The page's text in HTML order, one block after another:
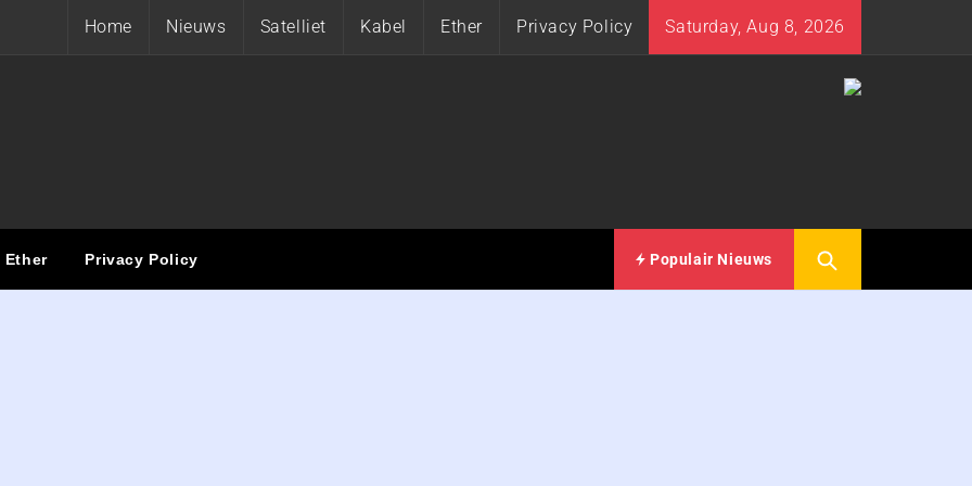
Home Nieuws Satelliet Kabel Ether Privacy Policy Saturday, Aug 8, 2026
Ether Privacy Policy Populair Nieuws